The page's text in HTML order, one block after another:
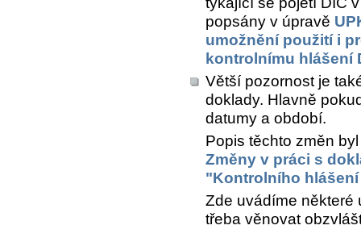
popsány v úpravě
umožnění použití i
kontrolnímu hlášení
Větší pozornost je
doklady. Hlavně
datumy a období.
Popis těchto změn
Změny v práci s
"Kontrolního hlášení
Zde uvádíme některé
třeba věnovat